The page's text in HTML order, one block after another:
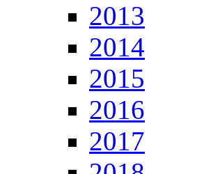
2013
2014
2015
2016
2017